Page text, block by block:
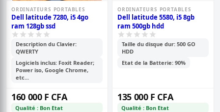
ORDINATEURS PORTABLES
Dell latitude 7280, i5 4go
ram 128gb ssd
Description du Clavier:
QWERTY
Logiciels inclus: Foxit Reader;
Power iso, Google Chrome,
etc...
160 000 F CFA
Qualité : Bon Etat
ORDINATEURS PORTABLES
Dell latitude 5580, i5 8gb
ram 500gb hdd
Taille du disque dur: 500 GO
HDD
Etat de la Batterie: 90%
135 000 F CFA
Qualité : Bon Etat